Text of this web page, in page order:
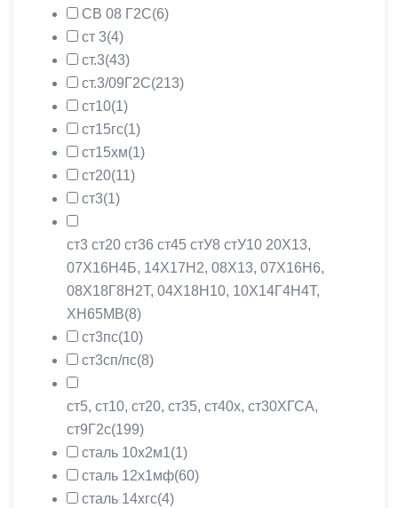
СВ 08 Г2С(6)
ст 3(4)
ст.3(43)
ст.3/09Г2С(213)
ст10(1)
ст15гс(1)
ст15хм(1)
ст20(11)
ст3(1)
ст3 ст20 ст36 ст45 стУ8 стУ10 20X13,
07Х16Н4Б, 14Х17Н2, 08X13, 07Х16Н6,
08Х18Г8Н2Т, 04Х18Н10, 10Х14Г4Н4Т,
ХН65МВ(8)
ст3пс(10)
ст3сп/пс(8)
ст5, ст10, ст20, ст35, ст40х, ст30ХГСА,
ст9Г2с(199)
сталь 10х2м1(1)
сталь 12х1мф(60)
сталь 14хгс(4)